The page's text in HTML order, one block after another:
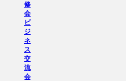
修
会
ビ
ジ
ネ
ス
交
流
会